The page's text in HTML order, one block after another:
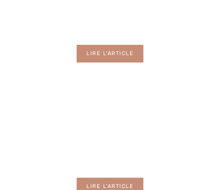
LIRE L'ARTICLE
LIRE L'ARTICLE